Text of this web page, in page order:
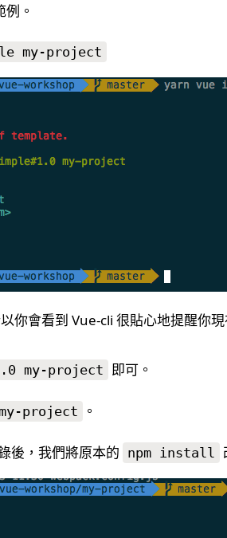
例。
my-project
你會看到 Vue-cli 很貼心地提醒你
my-project 即可。
my-project 。
後，我們將原本的 npm install